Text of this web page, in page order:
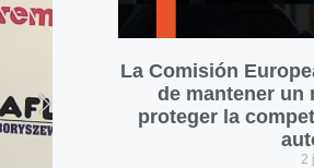
La Comisión
de mantener un
proteger la
2